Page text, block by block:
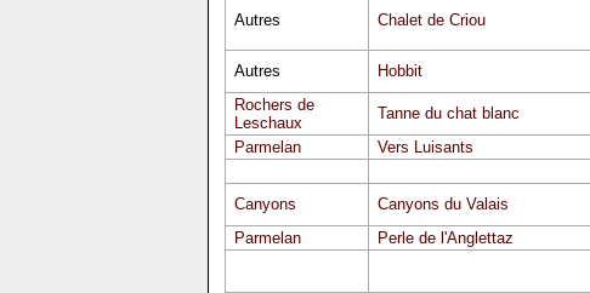
Autres Chalet de Criou
Autres
Hobbit
Rochers de
Leschaux
Tanne du chat blanc
Parmelan
Vers Luisants
Canyons
Canyons du Valais
Parmelan
Perle de l'Anglettaz